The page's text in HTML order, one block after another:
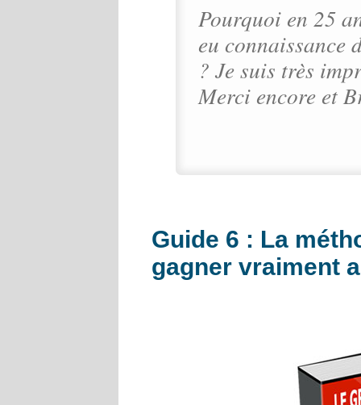
Pourquoi en 25
eu connaissance
? Je suis très
Merci encore et
Guide 6 : La
gagner vraiment